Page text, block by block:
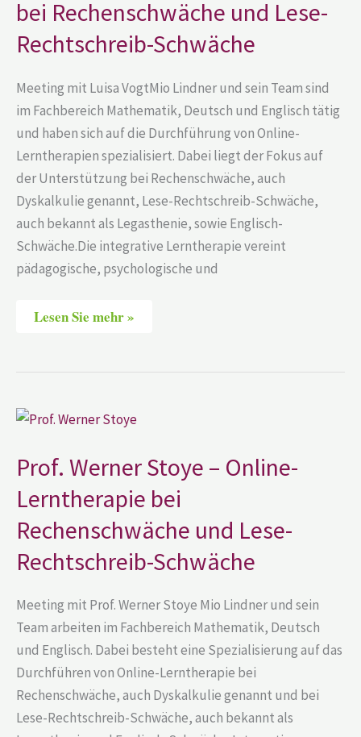
bei Rechenschwäche und Lese-
Rechtschreib-Schwäche
Meeting mit Luisa VogtMio Lindner und sein Team sind
im Fachbereich Mathematik, Deutsch und Englisch tätig
und haben sich auf die Durchführung von Online-
Lerntherapien spezialisiert. Dabei liegt der Fokus auf
der Unterstützung bei Rechenschwäche, auch
Dyskalkulie genannt, Lese-Rechtschreib-Schwäche,
auch bekannt als Legasthenie, sowie Englisch-
Schwäche.Die integrative Lerntherapie vereint
pädagogische, psychologische und
Lese-
Schwäche
Lesen Sie mehr »
Prof. Werner Stoye – Online-
Lerntherapie bei
Rechenschwäche und Lese-
Rechtschreib-Schwäche
Meeting mit Prof. Werner Stoye Mio Lindner und sein
Team arbeiten im Fachbereich Mathematik, Deutsch
und Englisch. Dabei besteht eine Spezialisierung auf das
Durchführen von Online-Lerntherapie bei
Rechenschwäche, auch Dyskalkulie genannt und bei
Lese-Rechtschreib-Schwäche, auch bekannt als
Prof.
Werner
Online-
Lerntherapie
bei
Rechenschwäche
und
Lese-
Rechtschreib-
Schwäche